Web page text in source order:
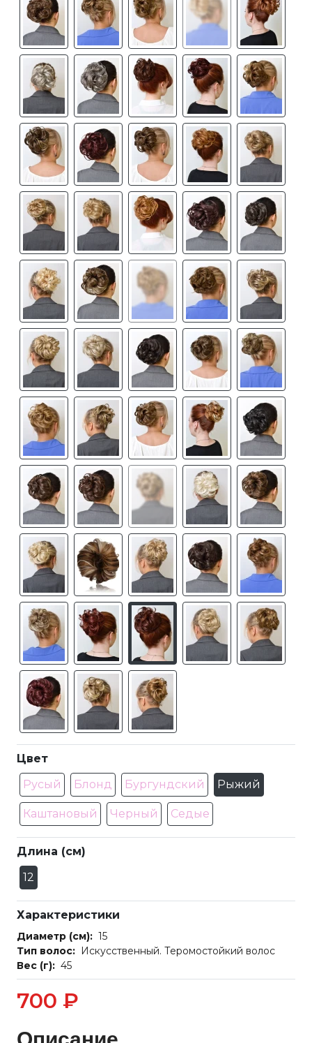
Цвет
Русый
Блонд Бургундский Рыжий
Каштановый Черный Седые
Длина (см)
12
Характеристики
Диаметр (см): 15
Тип волос: Искусственный. Теромостойкий волос
Вес (г): 45
700 ₽